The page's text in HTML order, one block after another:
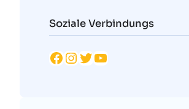
Soziale Verbindungs
Facebook Instagram Twitter YouTube